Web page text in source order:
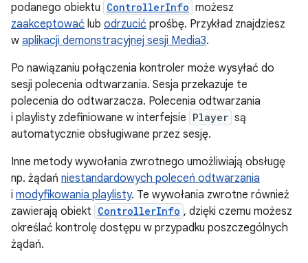
podanego obiektu ControllerInfo możesz
zaakceptować lub odrzucić prośbę. Przykład znajdziesz
w aplikacji demonstracyjnej sesji Media3.
Po nawiązaniu połączenia kontroler może wysyłać do
sesji polecenia odtwarzania. Sesja przekazuje te
polecenia do odtwarzacza. Polecenia odtwarzania
i playlisty zdefiniowane w interfejsie Player są
automatycznie obsługiwane przez sesję.
Inne metody wywołania zwrotnego umożliwiają obsługę
np. żądań niestandardowych poleceń odtwarzania
i modyfikowania playlisty. Te wywołania zwrotne również
zawierają obiekt ControllerInfo , dzięki czemu możesz
określać kontrolę dostępu w przypadku poszczególnych
żądań.